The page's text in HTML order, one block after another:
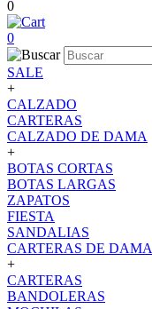
0
0
SALE
+
CALZADO
CARTERAS
CALZADO DE DAMA
+
BOTAS CORTAS
BOTAS LARGAS
ZAPATOS
FIESTA
SANDALIAS
CARTERAS DE DAMA
+
CARTERAS
BANDOLERAS